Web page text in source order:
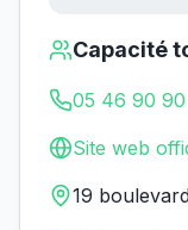
Capacité
05 46 90
Site web
19